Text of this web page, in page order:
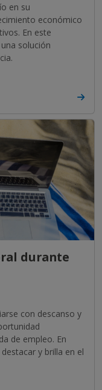
en su
económico
En este
solución
durante
con descanso y
de empleo. En
y brilla en el